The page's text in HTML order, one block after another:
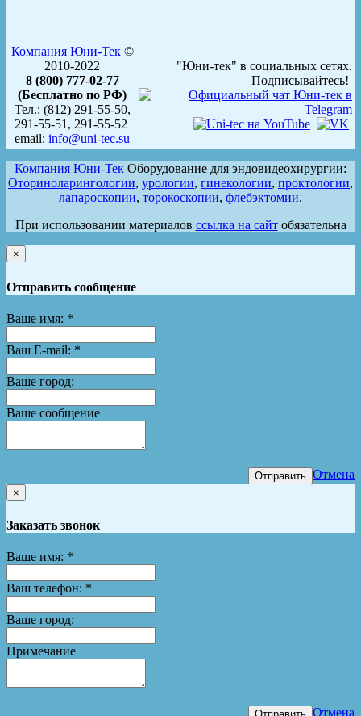
Компания Юни-Тек©
2010-2022
8 (800) 777-02-77
(Бесплатно по РФ)
Тел.: (812) 291-55-50,
291-55-51, 291-55-52
email: info@uni-tec.su
"Юни-тек" в социальных сетях.
Подписывайтесь!
Компания Юни-Тек Оборудование для эндовидеохирургии:
Оториноларингологии, урологии, гинекологии, проктологии,
лапароскопии, торокоскопии, флебэктомии.
При использовании материалов ссылка на сайтобязательна
×
Отправить сообщение
Ваше имя: *
Ваш E-mail: *
Ваше город:
Ваше сообщение
Отправить Отмена
×
Заказать звонок
Ваше имя: *
Ваш телефон: *
Ваше город:
Примечание
Отмена